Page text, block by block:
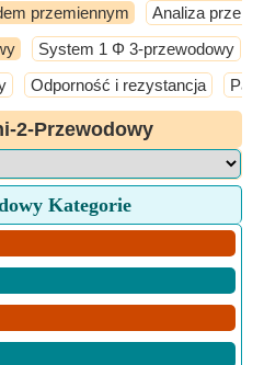
przemiennym Analiza
System 1 Φ 3-przewodowy
Odporność i rezystancja
2-Przewodowy
Kategorie